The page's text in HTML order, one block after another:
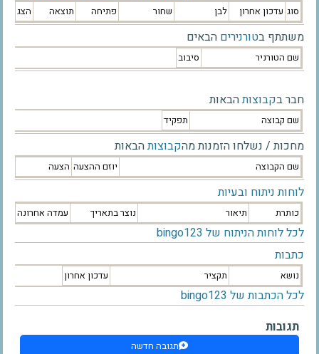
סוג עדכון אחרון לבן שחור פתיחה תוצאה הצג
משתתף בטורנירים הבאים
שם הטורניר סיבוב
חבר בקבוצותהבאות
שם קבוצה תפקיד
מחכות / נשלחו הזמנות מהקבוצותהבאות
שם הקבוצה יוזם ההצעה הצעה
לוחות ניתוח ובעיות
כותרת תיאור נוצר בתאריך עמדה אחרונה
לכל לוחות הניתוח של bingo123
כתבות
נושא תקציר עדכון אחרון
לכל הכתבות של bingo123
תגובות
תגובה חדשה